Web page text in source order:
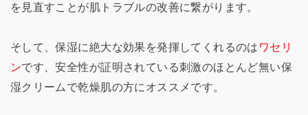
を見直すことが肌トラブルの改善に繋がります。
そして、保湿に絶大な効果を発揮してくれるのは ワセリ
ンです、安全性が証明されている刺激のほとんど無い保
湿クリームで乾燥肌の方にオススメです。